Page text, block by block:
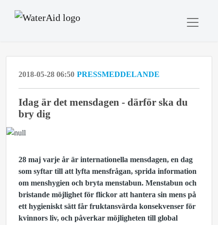
2018-05-28 06:50 PRESSMEDDELANDE
Idag är det mensdagen - därför ska du
bry dig
28 maj varje år är internationella mensdagen, en dag
som syftar till att lyfta mensfrågan, sprida information
om menshygien och bryta menstabun. Menstabun och
bristande möjlighet för flickor att hantera sin mens på
ett hygieniskt sätt får fruktansvärda konsekvenser för
kvinnors liv, och påverkar möjligheten till global